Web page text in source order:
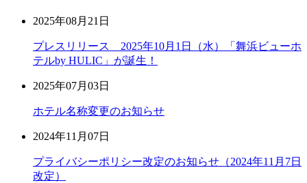
2025年08月21日
プレスリリース 2025年10月1日（水）「舞浜ビューホ
テルby HULIC」が誕生！
2025年07月03日
ホテル名称変更のお知らせ
2024年11月07日
プライバシーポリシー改定のお知らせ（2024年11月7日
改定）